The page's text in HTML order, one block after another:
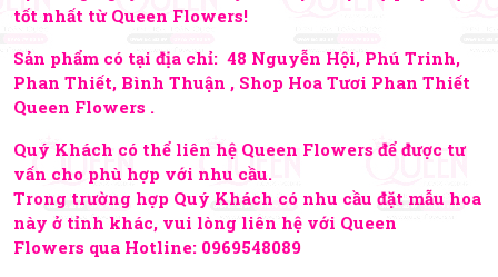
tốt nhất từ Queen Flowers!
Sản phẩm có tại địa chỉ: 48 Nguyễn Hội, Phú Trinh,
Phan Thiết, Bình Thuận , Shop Hoa Tươi Phan Thiết
Queen Flowers .
Quý Khách có thể liên hệ Queen Flowers để được tư
vấn cho phù hợp với nhu cầu.
Trong trường hợp Quý Khách có nhu cầu đặt mẫu hoa
này ở tỉnh khác, vui lòng liên hệ với Queen
Flowers qua Hotline: 0969548089